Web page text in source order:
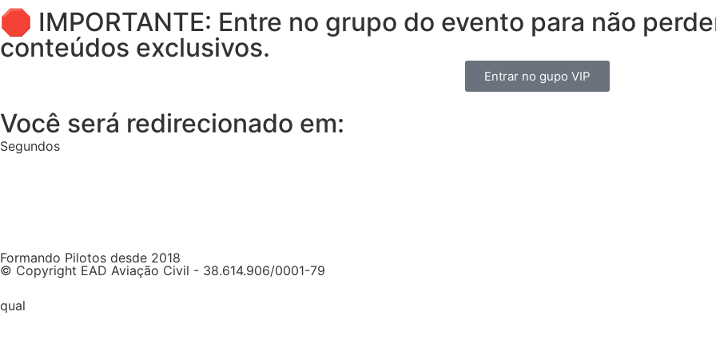
🛑 IMPORTANTE: Entre no grupo do evento para não
conteúdos exclusivos.
Entrar no gupo VIP
Você será redirecionado em:
Segundos
Formando Pilotos desde 2018
© Copyright EAD Aviação Civil - 38.614.906/0001-79
qual